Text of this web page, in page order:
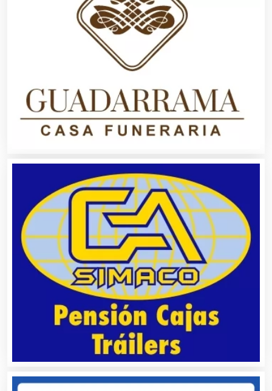
Agua Purificada
Aire Acondicionado
Alarmas
Albercas
Alimentos
Almacenaje
Alquiler de Autos
Alquiler de Equipos para Fiestas